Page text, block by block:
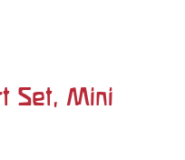
Set, Mini